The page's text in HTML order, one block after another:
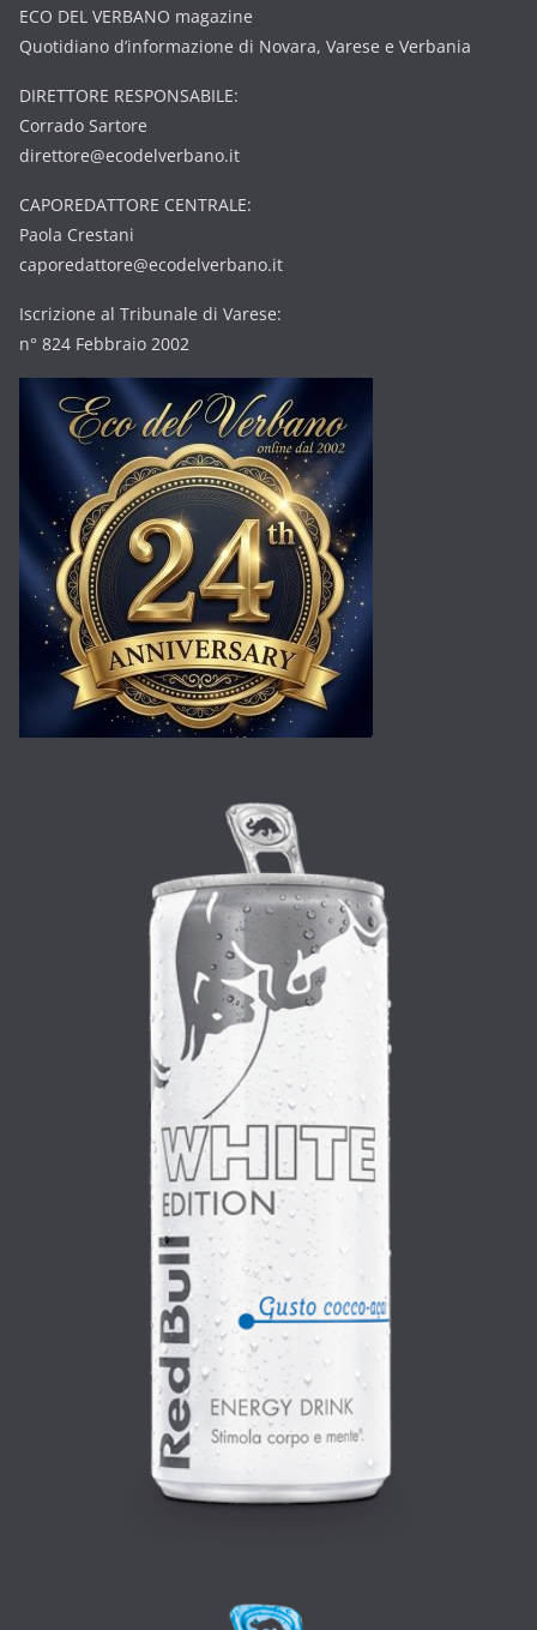
ECO DEL VERBANO magazine
Quotidiano d’informazione di Novara, Varese e Verbania
DIRETTORE RESPONSABILE:
Corrado Sartore
direttore@ecodelverbano.it
CAPOREDATTORE CENTRALE:
Paola Crestani
caporedattore@ecodelverbano.it
Iscrizione al Tribunale di Varese:
n° 824 Febbraio 2002